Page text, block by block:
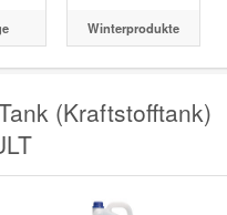
Winterprodukte
(Kraftstofftank)